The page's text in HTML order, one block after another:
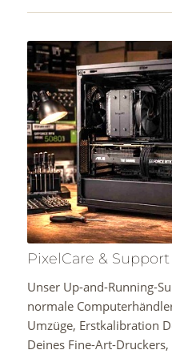
PixelCare & Support
Unser Up-and-Running-
normale
Umzüge, Erstkalibration
Deines Fine-Art-